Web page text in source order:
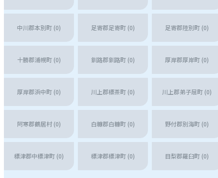
中川郡本別町 (0) 足寄郡足寄町 (0) 足寄郡陸別町 (0)
十勝郡浦幌町 (0) 釧路郡釧路町 (0) 厚岸郡厚岸町 (0)
厚岸郡浜中町 (0) 川上郡標茶町 (0) 川上郡弟子屈町 (0)
阿寒郡鶴居村 (0) 白糠郡白糠町 (0) 野付郡別海町 (0)
標津郡中標津町 (0) 標津郡標津町 (0) 目梨郡羅臼町 (0)